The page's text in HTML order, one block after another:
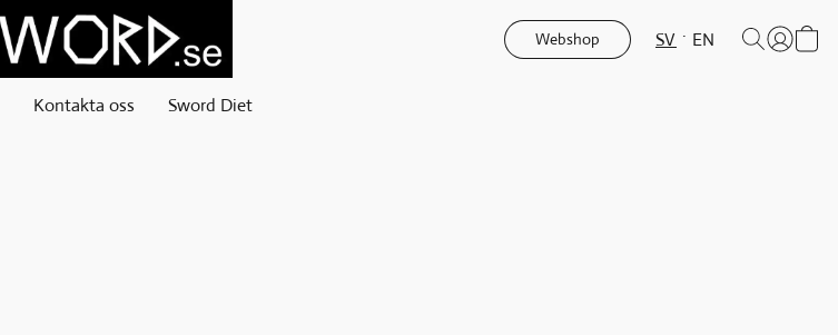
Webshop SV EN
Kontakta oss Sword Diet